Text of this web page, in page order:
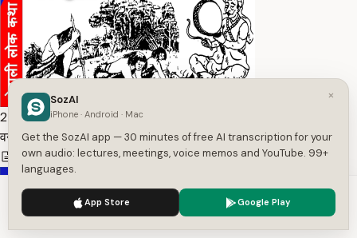
27:24
वन झाक्रीको कथा | Nepali Lok Katha — Transcript
2,023
1 Ne
We use cookies to enhance your experience.
×
SozAI
iPhone · Android · Mac
Get the SozAI app — 30 minutes of free AI transcription for your
own audio: lectures, meetings, voice memos and YouTube. 99+
languages.
App Store Google Play